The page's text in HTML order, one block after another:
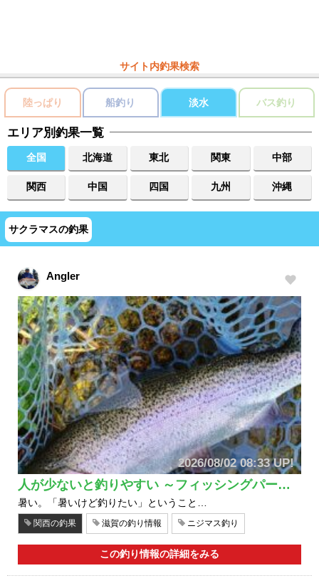
サイト内釣果検索
陸っぱり 船釣り 淡水 バス釣り
エリア別釣果一覧
全国 北海道 東北 関東 中部
関西 中国 四国 九州 沖縄
サクラマスの釣果
Angler
2026/08/02 08:33 UP!
人が少ないと釣りやすい ～フィッシングパー…
暑い。「暑いけど釣りたい」ということ…
関西の釣果 滋賀の釣り情報 ニジマス釣り
この釣り情報の詳細をみる